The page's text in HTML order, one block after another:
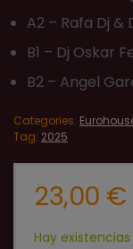
A2 – Rafa Dj &
B1 – Dj Oskar
B2 – Angel
Categories:
Tag: 2025
23,00 €
Hay existencias